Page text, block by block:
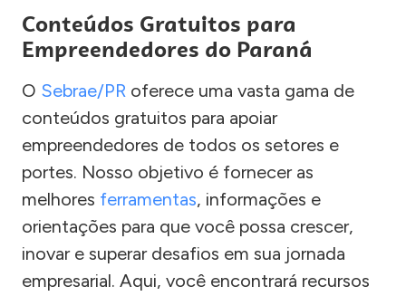
Conteúdos Gratuitos para
Empreendedores do Paraná
O Sebrae/PR oferece uma vasta gama de
conteúdos gratuitos para apoiar
empreendedores de todos os setores e
portes. Nosso objetivo é fornecer as
melhores ferramentas, informações e
orientações para que você possa crescer,
inovar e superar desafios em sua jornada
empresarial. Aqui, você encontrará recursos